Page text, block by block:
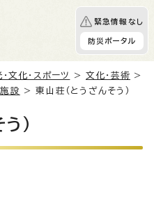
緊急情報なし
防災ポータル
文化・スポーツ >文化・芸術 >
設 > 東山荘（とうざんそう）
）